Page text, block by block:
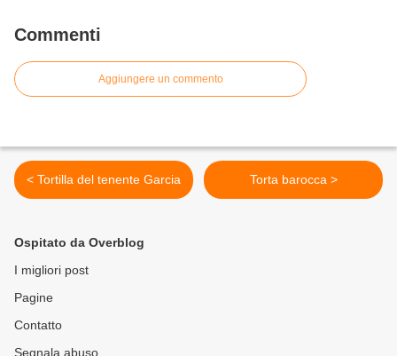
Commenti
Aggiungere un commento
< Tortilla del tenente Garcia Torta barocca >
Ospitato da Overblog
I migliori post
Pagine
Contatto
Segnala abuso